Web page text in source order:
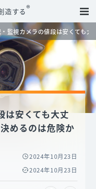
造する®
監視カメラの値段は安くても
は安くても大丈
めるのは危険か
2024年10月23日
2024年10月23日